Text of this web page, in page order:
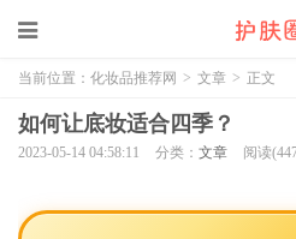
当前位置： 化妆品推荐网 > 文章 > 正文
如何让底妆适合四季？
2023-05-14 04:58:11 分类： 文章 阅读